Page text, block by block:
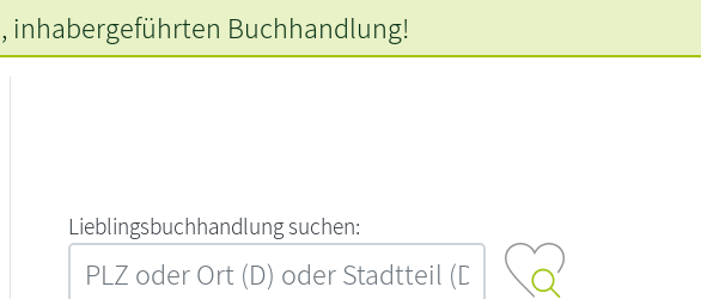
L‍i‍e‍b‍l‍i‍n‍g‍s‍b‍u‍c‍h‍h‍a‍n‍d‍l‍u‍n‍g‍ ‍s‍u‍c‍h‍e‍n‍:‍
, inhabergeführten Buchhandlung!